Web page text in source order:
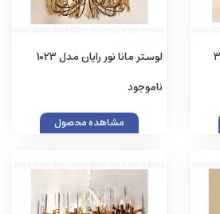
لوستر مانا نور رایان مدل 1023
ناموجود
مشاهده محصول